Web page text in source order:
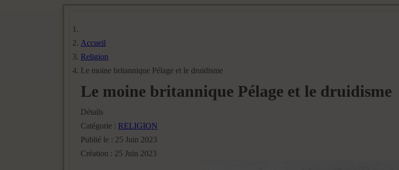
Accueil
Religion
Le moine britannique Pélage et le druidisme
Le moine britannique Pélage et le druidisme
Détails
Catégorie : RELIGION
Publié le : 25 Juin 2023
Création : 25 Juin 2023